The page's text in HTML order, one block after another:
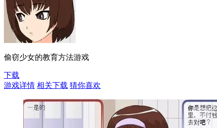
偷窃少女的教育方法游戏
下载
游戏详情 相关下载 猜你喜欢